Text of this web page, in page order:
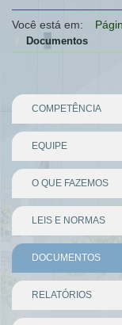
Você está em:
Documentos
COMPETÊNCIA
EQUIPE
O QUE FAZEMOS
LEIS E NORMAS
DOCUMENTOS
RELATÓRIOS